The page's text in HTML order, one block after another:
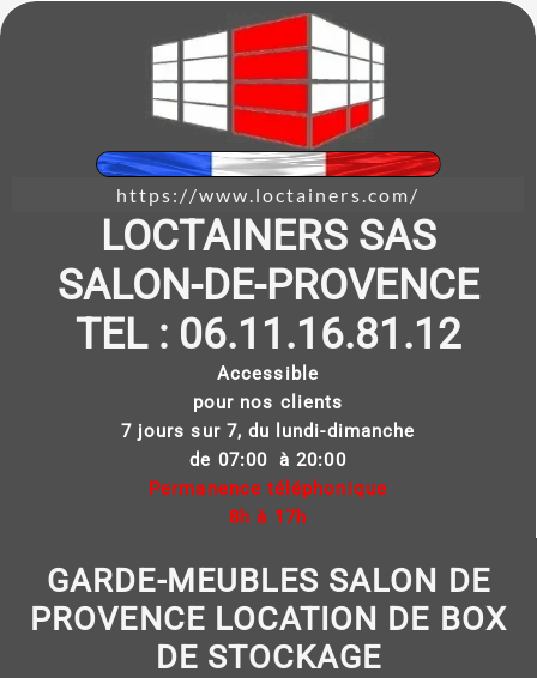
https://www.loctainers.com/
LOCTAINERS SAS
SALON-DE-PROVENCE
TEL : 06.11.16.81.12
Accessible
pour nos clients
7 jours sur 7, du lundi-dimanche
de 07:00 à 20:00
Permanence téléphonique
8h à 17h
GARDE-MEUBLES SALON DE
PROVENCE LOCATION DE BOX
DE STOCKAGE